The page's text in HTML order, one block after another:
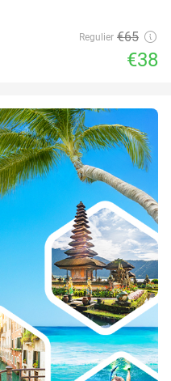
Regulier €65
€38